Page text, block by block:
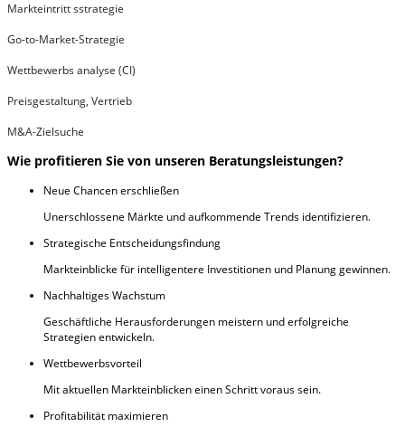
Markteintritt sstrategie
Go-to-Market-Strategie
Wettbewerbs analyse (CI)
Preisgestaltung, Vertrieb
M&A-Zielsuche
Wie profitieren Sie von unseren Beratungsleistungen?
Neue Chancen erschließen
Unerschlossene Märkte und aufkommende Trends identifizieren.
Strategische Entscheidungsfindung
Markteinblicke für intelligentere Investitionen und Planung gewinnen.
Nachhaltiges Wachstum
Geschäftliche Herausforderungen meistern und erfolgreiche
Strategien entwickeln.
Wettbewerbsvorteil
Mit aktuellen Markteinblicken einen Schritt voraus sein.
Profitabilität maximieren